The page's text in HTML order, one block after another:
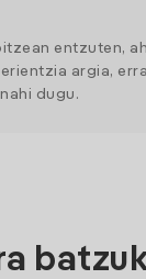
entzuten,
argia,
nahi dugu.